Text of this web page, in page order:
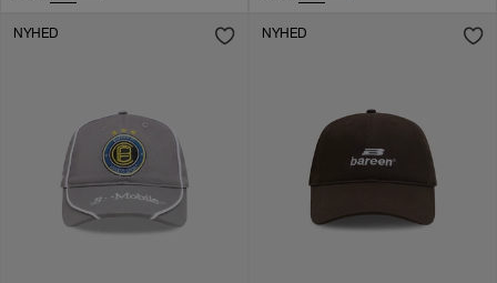
NYHED NYHED